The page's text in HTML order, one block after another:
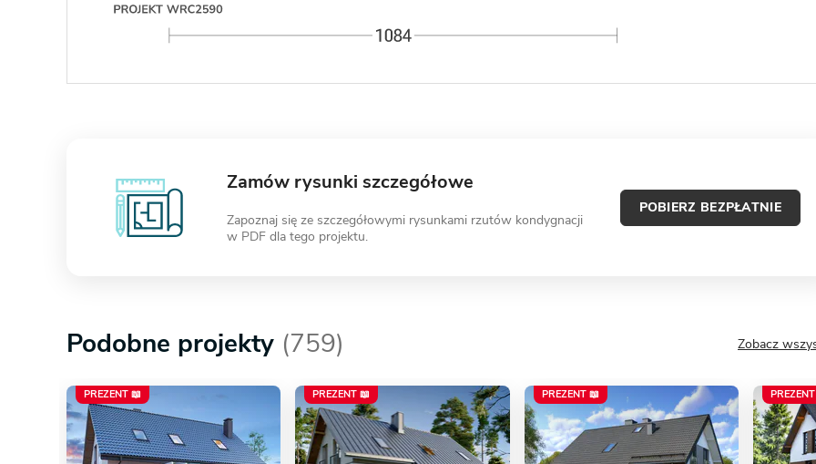
Zamów rysunki szczegółowe
Zapoznaj się ze szczegółowymi rysunkami rzutów kondygnacji
w PDF dla tego projektu.
POBIERZ BEZPŁATNIE
Podobne projekty (759) Zobacz
PREZENT 📖 PREZENT 📖 PREZENT 📖